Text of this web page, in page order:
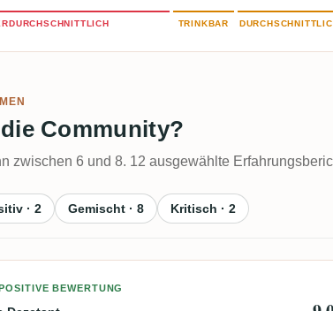
TRINKBAR
Community?
zwischen 6 und 8. 12 ausgewählte
· 2 Gemischt · 8 Kritisch · 2
von Frédéric Dezetant
BEWERTUNG